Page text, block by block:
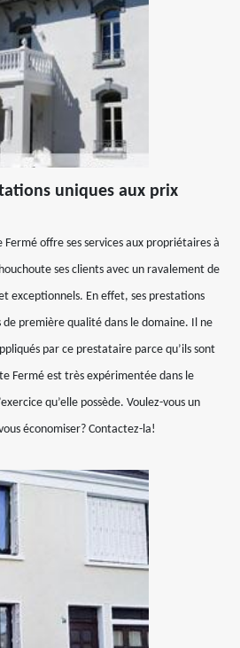
uniques aux prix
offre ses services aux propriétaires à
ses clients avec un ravalement de
exceptionnels. En effet, ses prestations
première qualité dans le domaine. Il ne
par ce prestataire parce qu’ils sont
Fermé est très expérimentée dans le
qu’elle possède. Voulez-vous un
économiser? Contactez-la!